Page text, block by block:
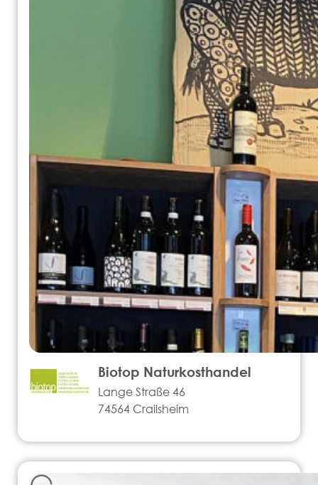
Biotop Naturkosthandel
Lange Straße 46
74564 Crailsheim